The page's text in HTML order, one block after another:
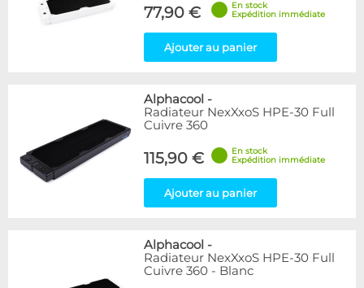
77,90 €
En stock
Expédition immédiate
Ajouter au panier
Alphacool -
Radiateur NexXxoS HPE-30 Full
Cuivre 360
115,90 €
En stock
Expédition immédiate
Ajouter au panier
Alphacool -
Radiateur NexXxoS HPE-30 Full
Cuivre 360 - Blanc